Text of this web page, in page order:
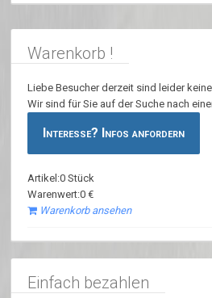
Warenkorb !
Liebe Besucher derzeit sind leider
Wir sind für Sie auf der Suche nach
Interesse? Infos anfordern
Artikel:0 Stück
Warenwert:0 €
Warenkorb ansehen
Einfach bezahlen